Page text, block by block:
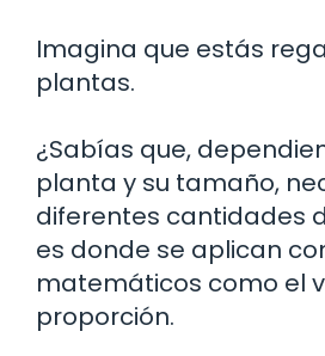
Imagina que estás
plantas.
¿Sabías que,
planta y su tamaño,
diferentes cantidades
es donde se aplican
matemáticos como el
proporción.